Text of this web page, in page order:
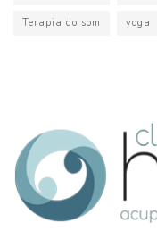
Terapia do som yoga